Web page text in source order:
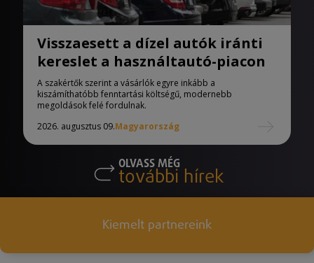
Visszaesett a dízel autók iránti
kereslet a használtautó-piacon
A szakértők szerint a vásárlók egyre inkább a
kiszámíthatóbb fenntartási költségű, modernebb
megoldások felé fordulnak.
2026. augusztus 09.Magyarország
OLVASS MÉG
további hírek
Kiemelt partnereink